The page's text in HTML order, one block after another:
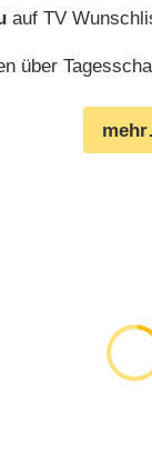
auf TV
über